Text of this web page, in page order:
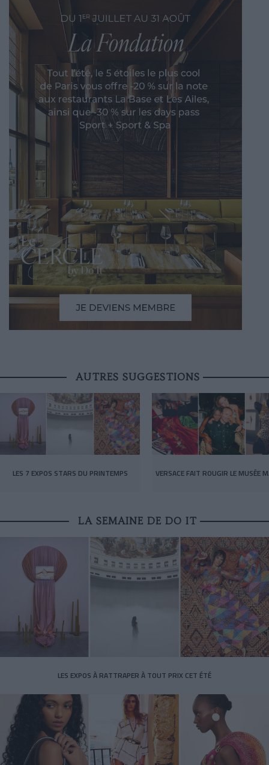
AUTRES SUGGESTIONS
LES 7 EXPOS STARS DU PRINTEMPS VERSACE FAIT ROUGIR LE MUSÉE
LA SEMAINE DE DO IT
LES EXPOS À RATTRAPER À TOUT PRIX CET ÉTÉ